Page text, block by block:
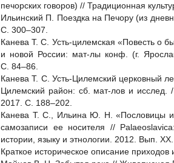
печорских говоров) // Традиционная
Ильинский П. Поездка на Печору (из
С. 300–307.
Канева Т. С. Усть-цилемская «Повесть о
и новой России: мат-лы конф. (г.
С. 84–86.
Канева Т. С. Усть-Цилемский церковный
Цилемский район: сб. мат-лов и
2017. С. 188–202.
Канева Т. С., Ильина Ю. Н. «Пословицы и
самозаписи ее носителя //
истории, языку и этнологии. 2012. Вып.
Краткое историческое описание